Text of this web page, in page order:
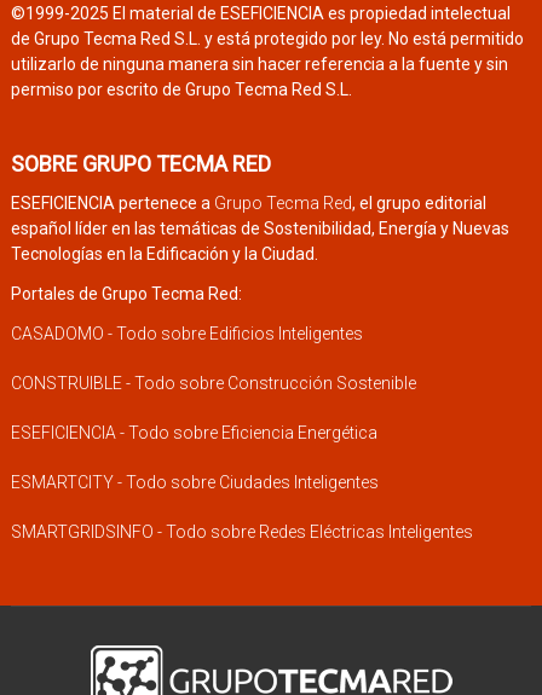
©1999-2025 El material de ESEFICIENCIA es propiedad intelectual
de Grupo Tecma Red S.L. y está protegido por ley. No está permitido
utilizarlo de ninguna manera sin hacer referencia a la fuente y sin
permiso por escrito de Grupo Tecma Red S.L.
SOBRE GRUPO TECMA RED
ESEFICIENCIA pertenece a Grupo Tecma Red, el grupo editorial
español líder en las temáticas de Sostenibilidad, Energía y Nuevas
Tecnologías en la Edificación y la Ciudad.
Portales de Grupo Tecma Red:
CASADOMO - Todo sobre Edificios Inteligentes
CONSTRUIBLE - Todo sobre Construcción Sostenible
ESEFICIENCIA - Todo sobre Eficiencia Energética
ESMARTCITY - Todo sobre Ciudades Inteligentes
SMARTGRIDSINFO - Todo sobre Redes Eléctricas Inteligentes